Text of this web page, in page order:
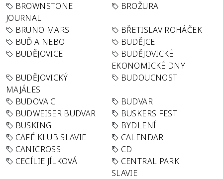
BROWNSTONE
JOURNAL
BROŽURA
BRUNO MARS
BŘETISLAV ROHÁČEK
BUĎ A NEBO
BUDĚJCE
BUDĚJOVICE
BUDĚJOVICKÉ
EKONOMICKÉ DNY
BUDĚJOVICKÝ
MAJÁLES
BUDOUCNOST
BUDOVA C
BUDVAR
BUDWEISER BUDVAR
BUSKERS FEST
BUSKING
BYDLENÍ
CAFÉ KLUB SLAVIE
CALENDAR
CANICROSS
CD
CECÍLIE JÍLKOVÁ
CENTRAL PARK
SLAVIE